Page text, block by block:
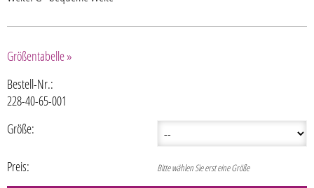
Größentabelle »
Bestell-Nr.:
228-40-65-001
Größe:
Preis: Bitte wählen Sie erst eine Größe